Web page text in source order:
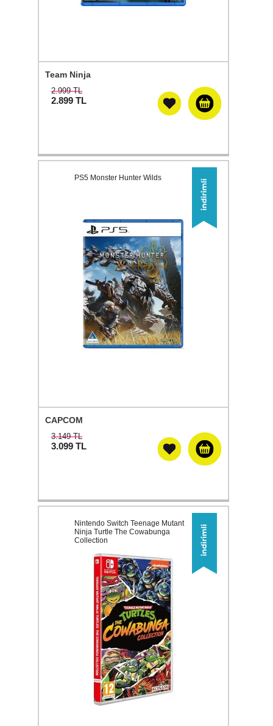
Team Ninja
2.999 TL
2.899TL
PS5 Monster Hunter Wilds
CAPCOM
3.149 TL
3.099TL
Nintendo Switch Teenage Mutant
Ninja Turtle The Cowabunga
Collection